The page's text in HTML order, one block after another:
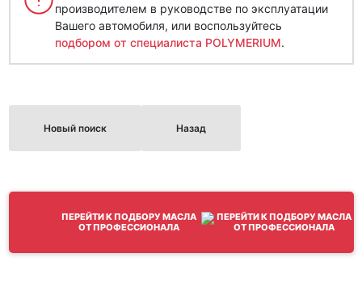
производителем в руководстве по эксплуатации
Вашего автомобиля, или воспользуйтесь
подбором от специалиста POLYMERIUM.
Новый поиск Назад
ПЕРЕЙТИ К ПОДБОРУ МАСЛА
ОТ ПРОФЕССИОНАЛА